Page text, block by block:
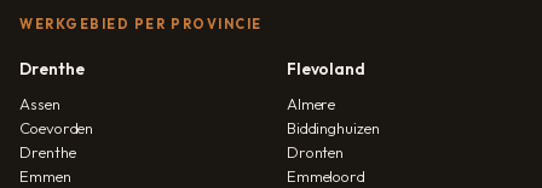
WERKGEBIED PER PROVINCIE
Drenthe
Assen
Coevorden
Drenthe
Emmen
Flevoland
Almere
Biddinghuizen
Dronten
Emmeloord